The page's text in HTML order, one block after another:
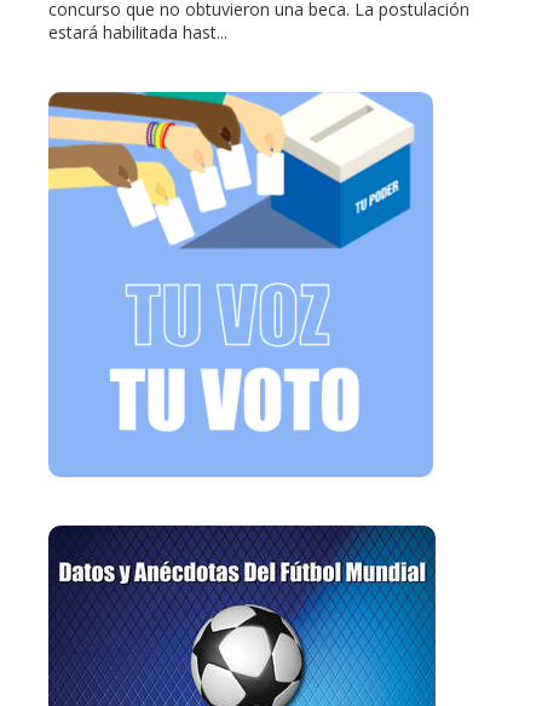
concurso que no obtuvieron una beca. La postulación
estará habilitada hast...